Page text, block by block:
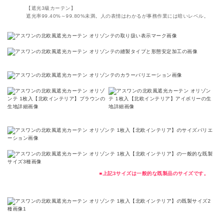
【遮光3級カーテン】
遮光率99.40%～99.80%未満。人の表情はわかるが事務作業には暗いレベル。
■上記3サイズは一般的な既製品のサイズです。